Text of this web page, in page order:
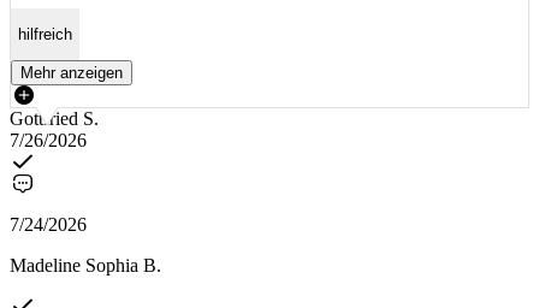
hilfreich
Mehr anzeigen
Gottfried S.
7/26/2026
7/24/2026
Madeline Sophia B.